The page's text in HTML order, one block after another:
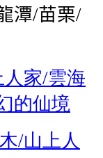
潭/苗栗/
家/雲海
的仙境
/山上人